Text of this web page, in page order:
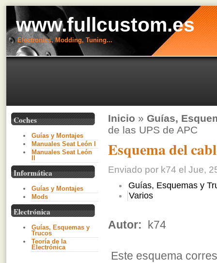
www.fullcustom.es
Electronics, Modding, Tuning...
Coches
Guías y Montajes
Manuales Seat León I
Manuales Seat León
Informática
Guías y Montajes
Mods
Electrónica
Guías, Esquemas y
Trucos
Teoría de la
Electrónica
Inicio » Guías,
de las UPS de APC
Esquema del
Enviado por k74 el Jue,
Guías, Esquemas y
Varios
Autor: k74
Este esquema